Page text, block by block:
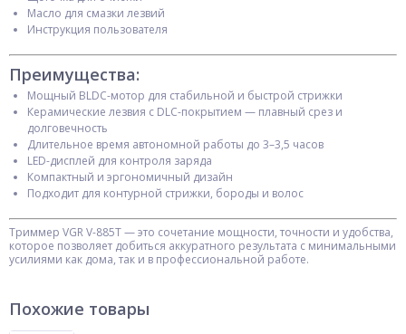
Масло для смазки лезвий
Инструкция пользователя
Преимущества:
Мощный BLDC-мотор для стабильной и быстрой стрижки
Керамические лезвия с DLC-покрытием — плавный срез и
долговечность
Длительное время автономной работы до 3–3,5 часов
LED-дисплей для контроля заряда
Компактный и эргономичный дизайн
Подходит для контурной стрижки, бороды и волос
Триммер VGR V-885T — это сочетание мощности, точности и удобства,
которое позволяет добиться аккуратного результата с минимальными
усилиями как дома, так и в профессиональной работе.
Похожие товары